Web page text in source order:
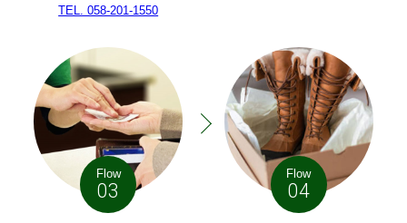
TEL. 058-201-1550
Flow
03
Flow
04